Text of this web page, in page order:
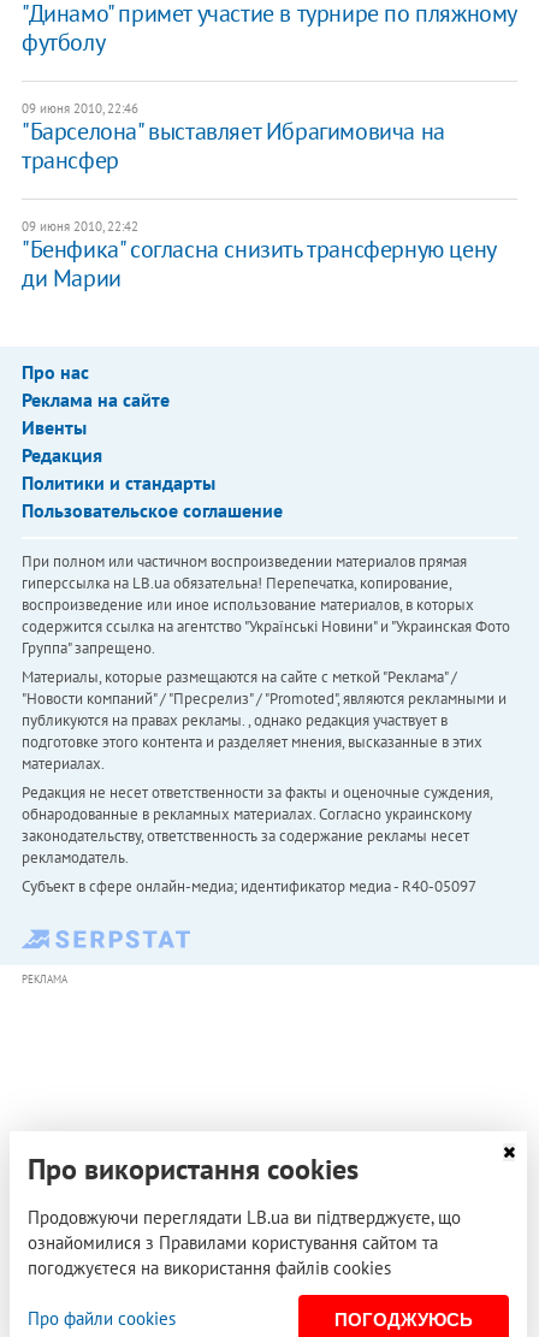
"Динамо" примет участие в турнире по пляжному
футболу
09 июня 2010, 22:46
"Барселона" выставляет Ибрагимовича на
трансфер
09 июня 2010, 22:42
"Бенфика" согласна снизить трансферную цену
ди Марии
Про нас
Реклама на сайте
Ивенты
Редакция
Политики и стандарты
Пользовательское соглашение
При полном или частичном воспроизведении материалов прямая
гиперссылка на LB.ua обязательна! Перепечатка, копирование,
воспроизведение или иное использование материалов, в которых
содержится ссылка на агентство "Українськi Новини" и "Украинская Фото
Группа" запрещено.
Материалы, которые размещаются на сайте с меткой "Реклама" /
"Новости компаний" / "Пресрелиз" / "Promoted", являются рекламными и
публикуются на правах рекламы. , однако редакция участвует в
подготовке этого контента и разделяет мнения, высказанные в этих
материалах.
Редакция не несет ответственности за факты и оценочные суждения,
обнародованные в рекламных материалах. Согласно украинскому
законодательству, ответственность за содержание рекламы несет
рекламодатель.
Субъект в сфере онлайн-медиа; идентификатор медиа - R40-05097
РЕКЛАМА
Про використання cookies
Продовжуючи переглядати LB.ua ви підтверджуєте, що
ознайомилися з Правилами користування сайтом та
погоджуєтеся на використання файлів cookies
Про файли cookies ПОГОДЖУЮСЬ